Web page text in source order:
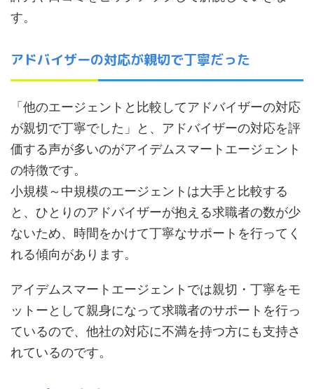
す。
アドバイザーの対応が親切で丁寧だった
「他のエージェントと比較してアドバイザーの対応
が親切で丁寧でした」と、アドバイザーの対応を評
価する声が多いのがアイデムスマートエージェント
の特徴です。
小規模～中規模のエージェントは大手と比較する
と、ひとりのアドバイザーが抱える求職者の数が少
ないため、時間をかけて丁寧なサポートを行ってく
れる傾向があります。
アイデムスマートエージェントでは親切・丁寧をモ
ットーとして親身になって求職者のサポートを行っ
ているので、他社の対応に不満を持つ方にも支持さ
れているのです。